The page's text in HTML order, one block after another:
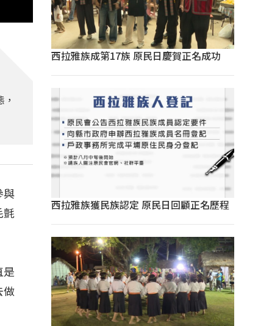
與
氈
是
做
西拉雅族成第17族 原民日慶賀正名成功
西拉雅族獲民族認定 原民日回顧正名歷程